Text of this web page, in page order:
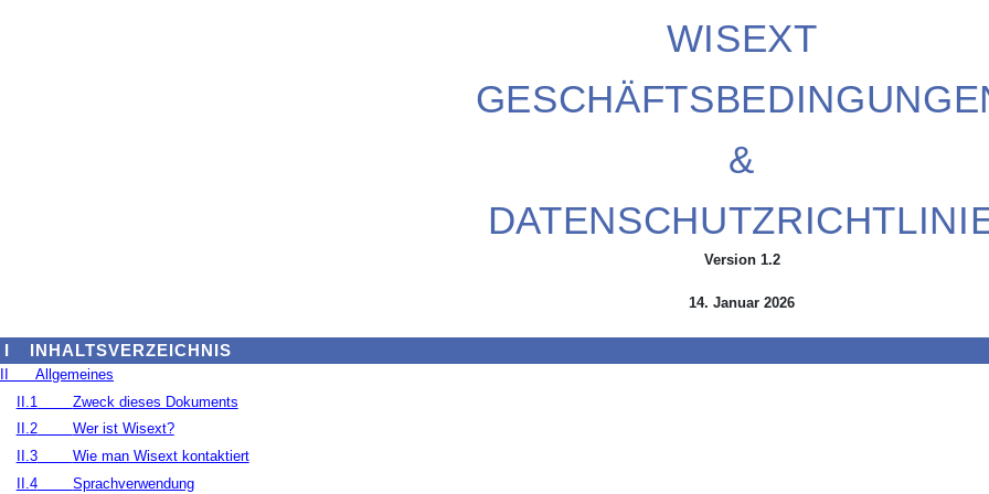
WISEXT
&
Version 1.2
14. Januar 2026
INHALTSVERZEICHNIS
Allgemeines
II.1
Zweck dieses Dokuments
II.2
Wer ist Wisext?
II.3
Wie man Wisext kontaktiert
II.4
Sprachverwendung